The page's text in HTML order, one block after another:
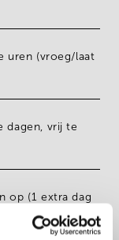
uren (vroeg/laat
dagen , vrij te
op (1 extra dag